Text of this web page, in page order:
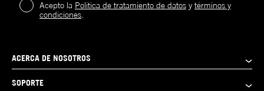
Acepto la Política de tratamiento de datos ytérminos y
condiciones
ACERCA DE NOSOTROS
SOPORTE